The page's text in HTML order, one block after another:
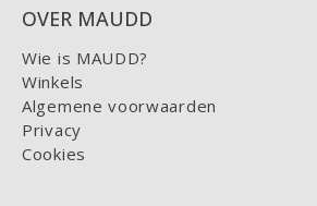
OVER MAUDD
Wie is MAUDD?
Winkels
Algemene voorwaarden
Privacy
Cookies